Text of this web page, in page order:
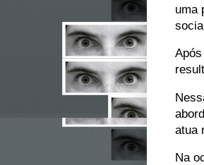
uma
atua
Na